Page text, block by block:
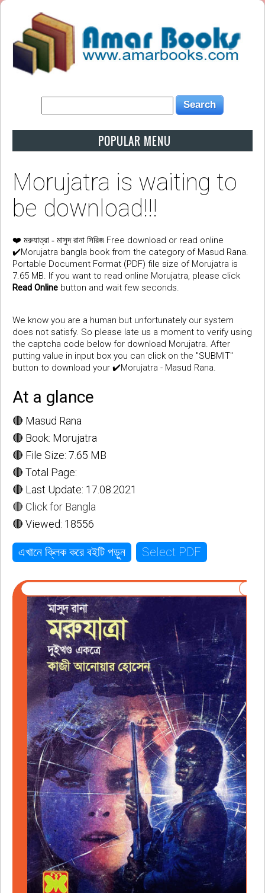
POPULAR MENU
Morujatra is waiting to
be download!!!
❤️ মরুযাত্রা - মাসুদ রানা সিরিজ Free download or read online
✔️Morujatra bangla book from the category of Masud Rana.
Portable Document Format (PDF) file size of Morujatra is
7.65 MB. If you want to read online Morujatra, please click
Read Online button and wait few seconds.
We know you are a human but unfortunately our system
does not satisfy. So please late us a moment to verify using
the captcha code below for download Morujatra. After
putting value in input box you can click on the "SUBMIT"
button to download your ✔️Morujatra - Masud Rana.
At a glance
🔴 Masud Rana
🔴 Book: Morujatra
🔴 File Size: 7.65 MB
🔴 Total Page:
🔴 Last Update: 17.08.2021
🔴 Click for Bangla
🔴 Viewed: 18556
এখানে ক্লিক করে বইটি পড়ুন Select PDF